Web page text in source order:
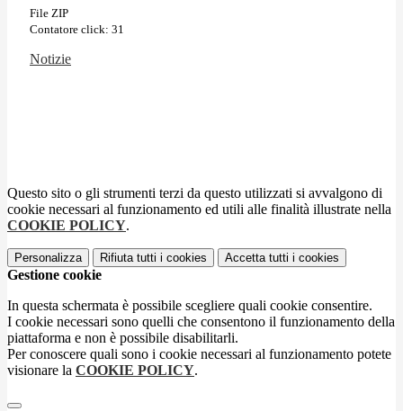
File ZIP
Contatore click: 31
Notizie
Questo sito o gli strumenti terzi da questo utilizzati si avvalgono di
cookie necessari al funzionamento ed utili alle finalità illustrate nella
COOKIE POLICY.
Personalizza Rifiuta tutti i cookies Accetta tutti i cookies
Gestione cookie
In questa schermata è possibile scegliere quali cookie consentire.
I cookie necessari sono quelli che consentono il funzionamento della
piattaforma e non è possibile disabilitarli.
Per conoscere quali sono i cookie necessari al funzionamento potete
visionare la COOKIE POLICY.